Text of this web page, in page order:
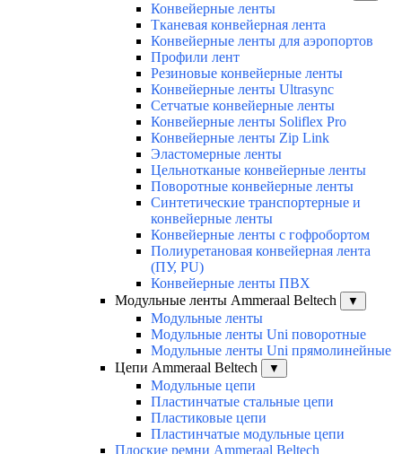
Конвейерные ленты
Тканевая конвейерная лента
Конвейерные ленты для аэропортов
Профили лент
Резиновые конвейерные ленты
Конвейерные ленты Ultrasync
Сетчатые конвейерные ленты
Конвейерные ленты Soliflex Pro
Конвейерные ленты Zip Link
Эластомерные ленты
Цельнотканые конвейерные ленты
Поворотные конвейерные ленты
Синтетические транспортерные и
конвейерные ленты
Конвейерные ленты с гофробортом
Полиуретановая конвейерная лента
(ПУ, PU)
Конвейерные ленты ПВХ
Модульные ленты Ammeraal Beltech
▼
Модульные ленты
Модульные ленты Uni поворотные
Модульные ленты Uni прямолинейные
Цепи Ammeraal Beltech
▼
Модульные цепи
Пластинчатые стальные цепи
Пластиковые цепи
Пластинчатые модульные цепи
Плоские ремни Ammeraal Beltech